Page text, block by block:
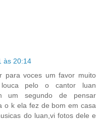
às 20:14
para voces um favor muito
louca pelo o cantor luan
um segundo de pensar
o k ela fez de bom em casa
do luan,vi fotos dele e